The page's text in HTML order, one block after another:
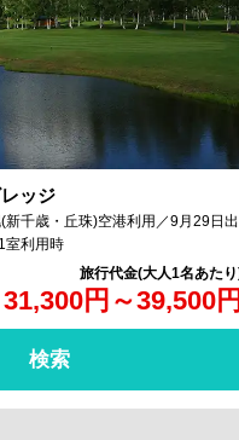
ッジ
31,300円 ～39,500円
新千歳・丘珠)空港利用／9月29日出
室利用時
検索